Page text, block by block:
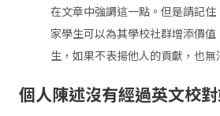
在文章中強調這一點。但是請記
家學生可以為其學校社群增添價
生，如果不表揚他人的貢獻，也無
個人陳述沒有經過英文校